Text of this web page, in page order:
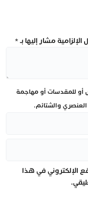
الإلزامية مشار إليها بـ*
أو للمقدسات أو مهاجمة
العنصري والشتائم.
الإلكتروني في هذا